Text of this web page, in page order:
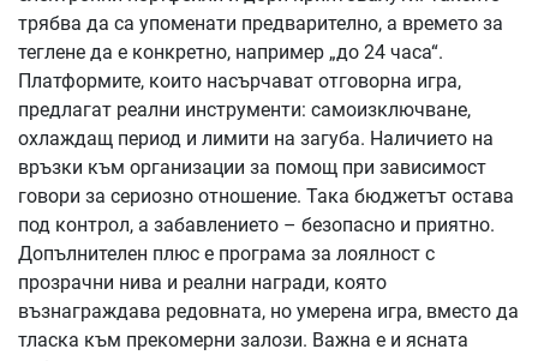
трябва да са упоменати предварително, а времето за
теглене да е конкретно, например „до 24 часа“.
Платформите, които насърчават отговорна игра,
предлагат реални инструменти: самоизключване,
охлаждащ период и лимити на загуба. Наличието на
връзки към организации за помощ при зависимост
говори за сериозно отношение. Така бюджетът остава
под контрол, а забавлението – безопасно и приятно.
Допълнителен плюс е програма за лоялност с
прозрачни нива и реални награди, която
възнаграждава редовната, но умерена игра, вместо да
тласка към прекомерни залози. Важна е и ясната